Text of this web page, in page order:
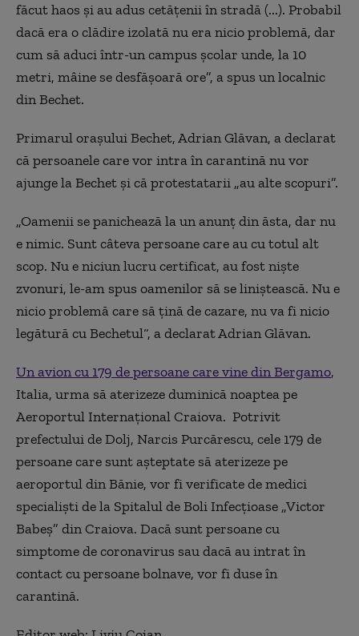
făcut haos şi au adus cetăţenii în stradă (...). Probabil
dacă era o clădire izolată nu era nicio problemă, dar
cum să aduci într-un campus şcolar unde, la 10
metri, mâine se desfăşoară ore”, a spus un localnic
din Bechet.
Primarul oraşului Bechet, Adrian Glăvan, a declarat
că persoanele care vor intra în carantină nu vor
ajunge la Bechet şi că protestatarii „au alte scopuri”.
„Oamenii se panichează la un anunţ din ăsta, dar nu
e nimic. Sunt câteva persoane care au cu totul alt
scop. Nu e niciun lucru certificat, au fost nişte
zvonuri, le-am spus oamenilor să se liniştească. Nu e
nicio problemă care să ţină de cazare, nu va fi nicio
legătură cu Bechetul“, a declarat Adrian Glăvan.
Un avion cu 179 de persoane care vine din Bergamo,
Italia, urma să aterizeze duminică noaptea pe
Aeroportul Internațional Craiova. Potrivit
prefectului de Dolj, Narcis Purcărescu, cele 179 de
persoane care sunt aşteptate să aterizeze pe
aeroportul din Bănie, vor fi verificate de medici
specialişti de la Spitalul de Boli Infecţioase „Victor
Babeş” din Craiova. Dacă sunt persoane cu
simptome de coronavirus sau dacă au intrat în
contact cu persoane bolnave, vor fi duse în
carantină.